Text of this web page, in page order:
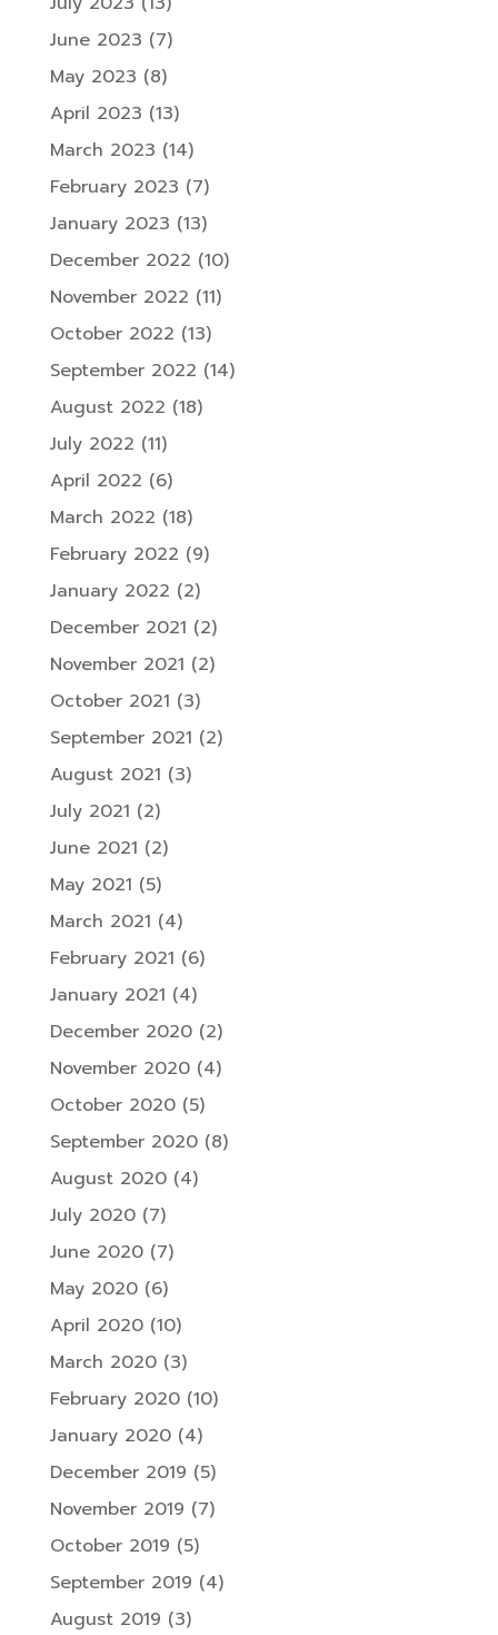
June 2023 (7)
May 2023 (8)
April 2023 (13)
March 2023 (14)
February 2023 (7)
January 2023 (13)
December 2022 (10)
November 2022 (11)
October 2022 (13)
September 2022 (14)
August 2022 (18)
July 2022 (11)
April 2022 (6)
March 2022 (18)
February 2022 (9)
January 2022 (2)
December 2021 (2)
November 2021 (2)
October 2021 (3)
September 2021 (2)
August 2021 (3)
July 2021 (2)
June 2021 (2)
May 2021 (5)
March 2021 (4)
February 2021 (6)
January 2021 (4)
December 2020(2)
November 2020(4)
October 2020(5)
September 2020(8)
August 2020(4)
July 2020(7)
June 2020(7)
May 2020(6)
April 2020(10)
March 2020(3)
February 2020(10)
January 2020(4)
December 2019 (5)
November 2019 (7)
October 2019 (5)
September 2019 (4)
August 2019 (3)